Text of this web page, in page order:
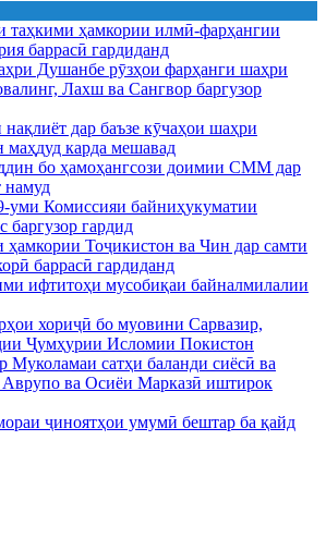
таҳкими ҳамкории илмӣ-фарҳангии
баррасӣ гардиданд
Душанбе рӯзҳои фарҳанги шаҳри
Лахш ва Сангвор баргузор
нақлиёт дар баъзе кӯчаҳои шаҳри
маҳдуд карда мешавад
бо ҳамоҳангсози доимии СММ дар
намуд
уми Комиссияи байниҳукуматии
баргузор гардид
ҳамкории Тоҷикистон ва Чин дар самти
баррасӣ гардиданд
ифтитоҳи мусобиқаи байналмилалии
хориҷӣ бо муовини Сарвазир,
Ҷумҳурии Исломии Покистон
Муколамаи сатҳи баланди сиёсӣ ва
ва Осиёи Марказӣ иштирок
ҷиноятҳои умумӣ бештар ба қайд